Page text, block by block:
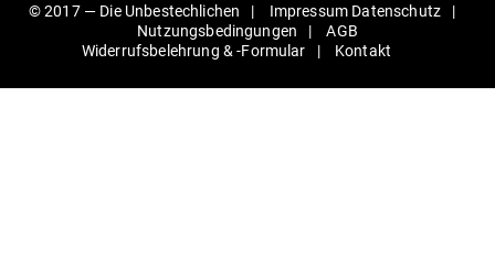
© 2017 — Die Unbestechlichen Impressum Daten­schutz
Nut­zungs­be­din­gungen
AGB
Wider­rufs­be­lehrung & ‑For­mular
Kontakt